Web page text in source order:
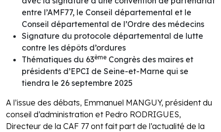
entre l’AMF77, le Conseil départemental et le
Conseil départemental de l’Ordre des médecins
Signature du protocole départemental de lutte
contre les dépôts d’ordures
Thématiques du 63ème Congrès des maires et
présidents d’EPCI de Seine-et-Marne qui se
tiendra le 26 septembre 2025
A l’issue des débats, Emmanuel MANGUY, président du
conseil d’administration et Pedro RODRIGUES,
Directeur de la CAF 77 ont fait part de l’actualité de la